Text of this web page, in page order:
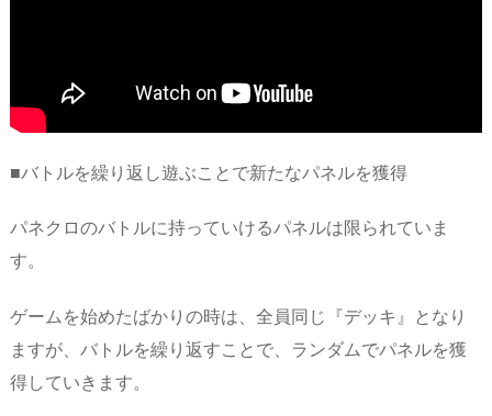
■バトルを繰り返し遊ぶことで新たなパネルを獲得
パネクロのバトルに持っていけるパネルは限られていま
す。
ゲームを始めたばかりの時は、全員同じ『デッキ』となり
ますが、バトルを繰り返すことで、ランダムでパネルを獲
得していきます。